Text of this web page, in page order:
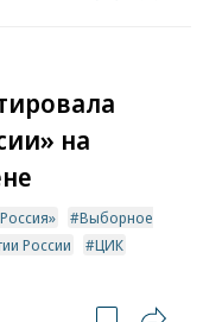
на
Выборное
России
ЦИК